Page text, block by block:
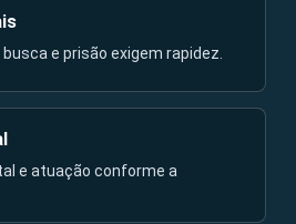
e prisão exigem rapidez.
e atuação conforme a